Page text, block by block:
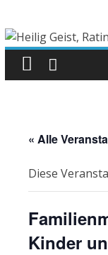
« Alle
Diese
Kinder